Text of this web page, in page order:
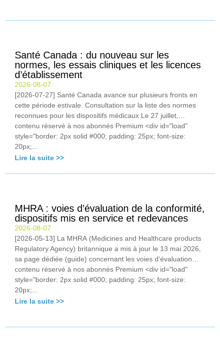
Santé Canada : du nouveau sur les
normes, les essais cliniques et les licences
d’établissement
2026-08-07
[2026-07-27] Santé Canada avance sur plusieurs fronts en
cette période estivale. Consultation sur la liste des normes
reconnues pour les dispositifs médicaux Le 27 juillet,…
contenu réservé à nos abonnés Premium <div id="load"
style="border: 2px solid #000; padding: 25px; font-size:
20px;...
Lire la suite >>
MHRA : voies d’évaluation de la conformité,
dispositifs mis en service et redevances
2026-08-07
[2026-05-13] La MHRA (Medicines and Healthcare products
Regulatory Agency) britannique a mis à jour le 13 mai 2026,
sa page dédiée (guide) concernant les voies d’évaluation…
contenu réservé à nos abonnés Premium <div id="load"
style="border: 2px solid #000; padding: 25px; font-size:
20px;...
Lire la suite >>